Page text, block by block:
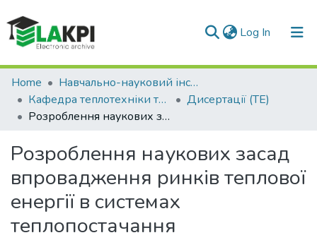
Log In (current)
Communities & Collections
All of DSpace
Home
Навчально-науковий інститут енергозбереження та енергоменеджменту (НН ІЕЕ)
Кафедра теплотехніки та енергозбереження (ТЕ)
Дисертації (ТЕ)
Розроблення наукових засад впровадження ринків теплової енергії в системах теплопостачання
Розроблення наукових засад
впровадження ринків теплової
енергії в системах
теплопостачання